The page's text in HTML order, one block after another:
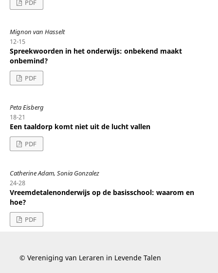
PDF
Mignon van Hasselt
12-15
Spreekwoorden in het onderwijs: onbekend maakt
onbemind?
PDF
Peta Eisberg
18-21
Een taaldorp komt niet uit de lucht vallen
PDF
Catherine Adam, Sonia Gonzalez
24-28
Vreemdetalenonderwijs op de basisschool: waarom en
hoe?
PDF
© Vereniging van Leraren in Levende Talen